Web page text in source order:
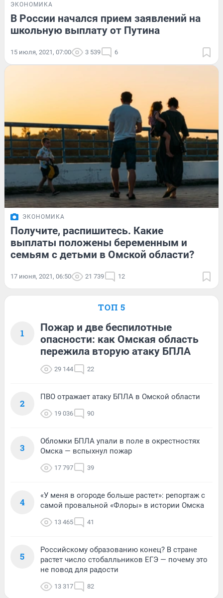
ЭКОНОМИКА
В России начался прием заявлений на
школьную выплату от Путина
15 июля, 2021, 07:00 3 539 6
ЭКОНОМИКА
Получите, распишитесь. Какие
выплаты положены беременным и
семьям с детьми в Омской области?
17 июня, 2021, 06:50 21 739 12
ТОП 5
1
Пожар и две беспилотные
опасности: как Омская область
пережила вторую атаку БПЛА
29 144 22
2
ПВО отражает атаку БПЛА в Омской области
19 036 90
3
Обломки БПЛА упали в поле в окрестностях
Омска — вспыхнул пожар
17 797 39
4
«У меня в огороде больше растет»: репортаж с
самой провальной «Флоры» в истории Омска
13 465 41
5
Российскому образованию конец? В стране
растет число стобалльников ЕГЭ — почему это
не повод для радости
13 317 82